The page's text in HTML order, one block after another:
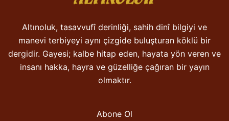
Altınoluk, tasavvufî derinliği, sahih dinî bilgiyi ve
manevi terbiyeyi aynı çizgide buluşturan köklü bir
dergidir. Gayesi; kalbe hitap eden, hayata yön veren ve
insanı hakka, hayra ve güzelliğe çağıran bir yayın
olmaktır.
Abone Ol